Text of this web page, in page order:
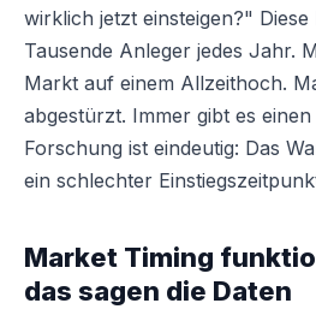
wirklich jetzt einsteigen?"
Tausende Anleger jedes Jahr.
Markt auf einem Allzeithoch.
abgestürzt. Immer gibt es
Forschung ist eindeutig: Das
ein schlechter
Market Timing
das sagen die Daten